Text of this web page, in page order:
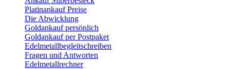
Platinankauf Preise
Die Abwicklung
Goldankauf persönlich
Goldankauf per Postpaket
Edelmetallbegleitschreiben
Fragen und Antworten
Edelmetallrechner